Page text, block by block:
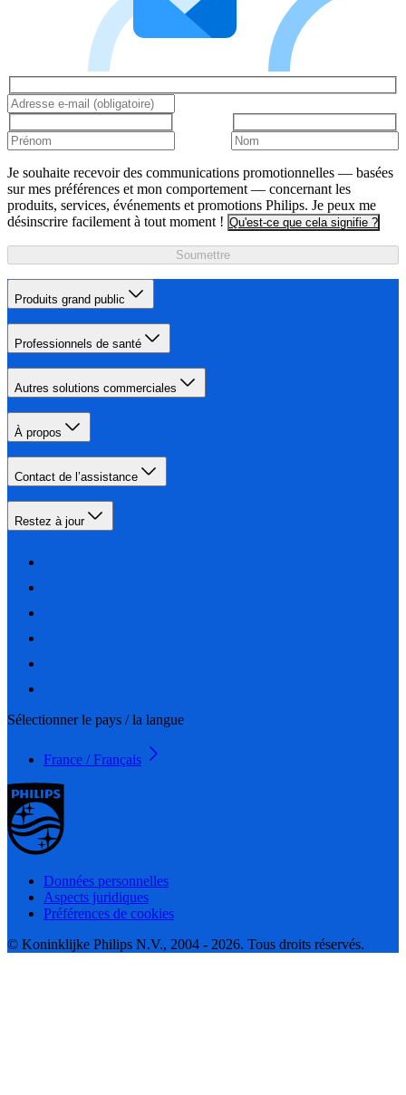
Je souhaite recevoir des communications promotionnelles — basées
sur mes préférences et mon comportement — concernant les
produits, services, événements et promotions Philips. Je peux me
désinscrire facilement à tout moment ! Qu'est-ce que cela signifie ?
Soumettre
Produits grand public
Professionnels de santé
Autres solutions commerciales
À propos
Contact de l’assistance
Restez à jour
Sélectionner le pays / la langue
France / Français
Données personnelles
Aspects juridiques
Préférences de cookies
© Koninklijke Philips N.V., 2004 - 2026. Tous droits réservés.